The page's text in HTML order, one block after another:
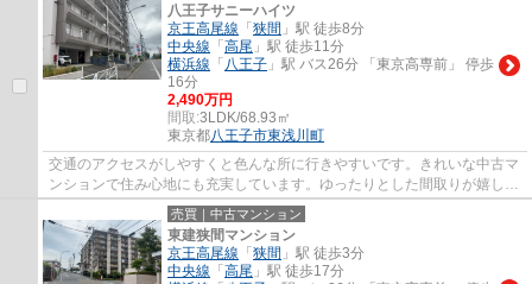
八王子サニーハイツ
京王高尾線 「 狭間 」駅 徒歩8分
中央線 「 高尾 」駅 徒歩11分
横浜線 「 八王子 」駅 バス26分 「東京高専前」 停歩
16分
2,490万円
間取:3LDK/68.93㎡
東京都八王子市東浅川町
交通のアクセスがしやすくと色んな所に行きやすいです。きれいな中古マ
ンションで住み心地にも充実しています。ゆったりとした間取りが嬉し
い、15帖以上のLDKとなっております。月額14...
売買｜中古マンション
東建狭間マンション
京王高尾線 「 狭間 」駅 徒歩3分
中央線 「 高尾 」駅 徒歩17分